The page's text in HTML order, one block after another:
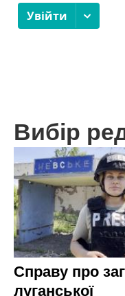
Вибір
Справу про
луганської